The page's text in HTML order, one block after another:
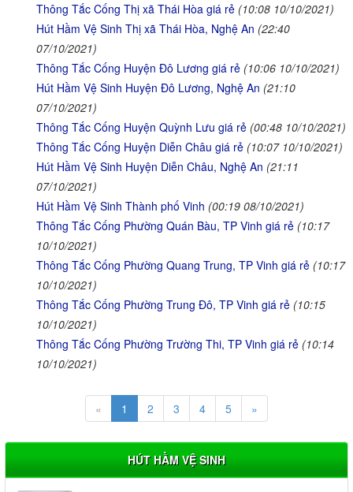
Thông Tắc Cống Thị xã Thái Hòa giá rẻ (10:08 10/10/2021)
Hút Hầm Vệ Sinh Thị xã Thái Hòa, Nghệ An (22:40
07/10/2021)
Thông Tắc Cống Huyện Đô Lương giá rẻ (10:06 10/10/2021)
Hút Hầm Vệ Sinh Huyện Đô Lương, Nghệ An (21:10
07/10/2021)
Thông Tắc Cống Huyện Quỳnh Lưu giá rẻ (00:48 10/10/2021)
Thông Tắc Cống Huyện Diễn Châu giá rẻ (10:07 10/10/2021)
Hút Hầm Vệ Sinh Huyện Diễn Châu, Nghệ An (21:11
07/10/2021)
Hút Hầm Vệ Sinh Thành phố Vinh (00:19 08/10/2021)
Thông Tắc Cống Phường Quán Bàu, TP Vinh giá rẻ (10:17
10/10/2021)
Thông Tắc Cống Phường Quang Trung, TP Vinh giá rẻ (10:17
10/10/2021)
Thông Tắc Cống Phường Trung Đô, TP Vinh giá rẻ (10:15
10/10/2021)
Thông Tắc Cống Phường Trường Thi, TP Vinh giá rẻ (10:14
10/10/2021)
« 1 2 3 4 5 »
HÚT HẦM VỆ SINH